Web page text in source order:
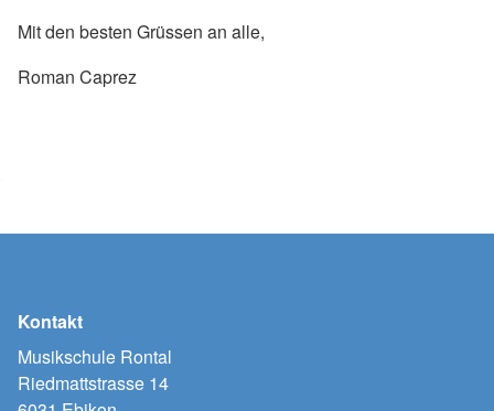
Mit den besten Grüssen an alle,
Roman Caprez
Kontakt
Musikschule Rontal
Riedmattstrasse 14